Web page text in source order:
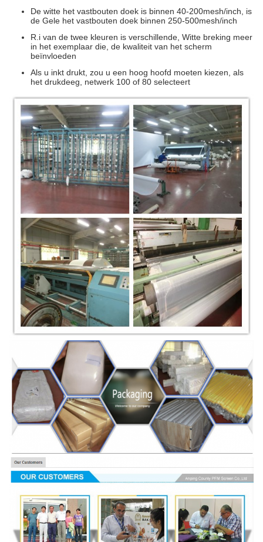
De witte het vastbouten doek is binnen 40-200mesh/inch, is
de Gele het vastbouten doek binnen 250-500mesh/inch
R.i van de twee kleuren is verschillende, Witte breking meer
in het exemplaar die, de kwaliteit van het scherm
beïnvloeden
Als u inkt drukt, zou u een hoog hoofd moeten kiezen, als
het drukdeeg, netwerk 100 of 80 selecteert